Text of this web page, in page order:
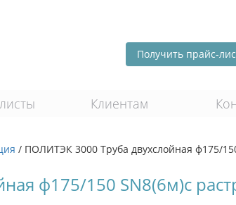
Получить прайс-
Клиентам
/ ПОЛИТЭК 3000 Труба двухслойная ф175/
ф175/150 SN8(6м)с